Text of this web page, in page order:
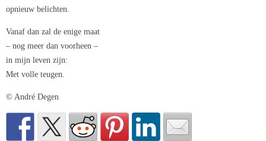
opnieuw belichten.
Vanaf dan zal de enige maat
– nog meer dan voorheen –
in mijn leven zijn:
Met volle teugen.
© André Degen